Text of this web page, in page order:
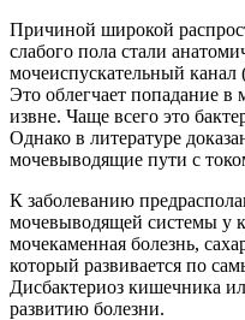
Причиной широкой
слабого пола стали
мочеиспускательный канал
Это облегчает попадание
извне. Чаще всего это
Однако в литературе
мочевыводящие пути с
К заболеванию
мочевыводящей системы у
мочекаменная болезнь,
который развивается по
Дисбактериоз кишечника
развитию болезни.